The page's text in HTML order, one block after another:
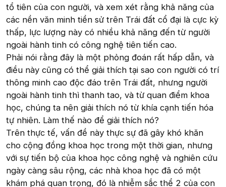
tổ tiên của con người, và xem xét rằng khả năng của
các nền văn minh tiền sử trên Trái đất cổ đại là cực kỳ
thấp, lực lượng này có nhiều khả năng đến từ người
ngoài hành tinh có công nghệ tiên tiến cao.
Phải nói rằng đây là một phỏng đoán rất hấp dẫn, và
điều này cũng có thể giải thích tại sao con người có trí
thông minh cao độc đáo trên Trái đất, nhưng người
ngoài hành tinh thì thanh tao, và từ quan điểm khoa
học, chúng ta nên giải thích nó từ khía cạnh tiến hóa
tự nhiên. Làm thế nào để giải thích nó?
Trên thực tế, vấn đề này thực sự đã gây khó khăn
cho cộng đồng khoa học trong một thời gian, nhưng
với sự tiến bộ của khoa học công nghệ và nghiên cứu
ngày càng sâu rộng, các nhà khoa học đã có một
khám phá quan trọng, đó là nhiễm sắc thể 2 của con